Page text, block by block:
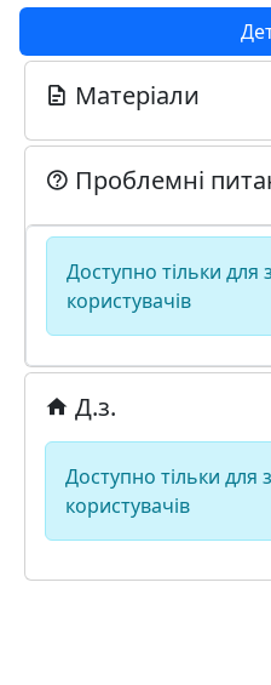
Матеріали
Проблемні
Доступно тільки для
користувачів
Д.з.
Доступно тільки для
користувачів